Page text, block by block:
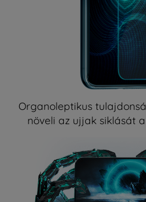
Organoleptikus
növeli az ujjak siklását